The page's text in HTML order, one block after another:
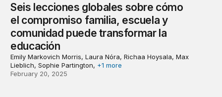
Seis lecciones globales sobre cómo
el compromiso familia, escuela y
comunidad puede transformar la
educación
Emily Markovich Morris, Laura Nóra, Richaa Hoysala, Max
Lieblich, Sophie Partington, +1 more
February 20, 2025